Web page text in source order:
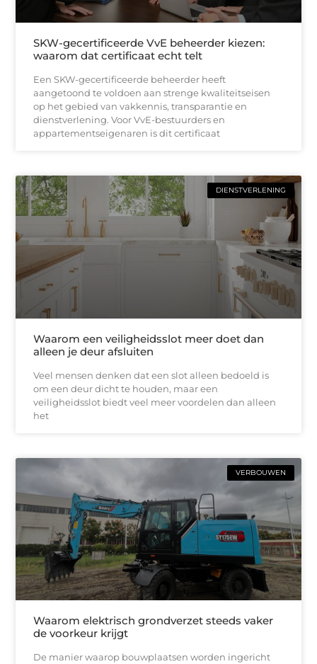
SKW-gecertificeerde VvE beheerder kiezen:
waarom dat certificaat echt telt
Een SKW-gecertificeerde beheerder heeft
aangetoond te voldoen aan strenge kwaliteitseisen
op het gebied van vakkennis, transparantie en
dienstverlening. Voor VvE-bestuurders en
appartementseigenaren is dit certificaat
DIENSTVERLENING
Waarom een veiligheidsslot meer doet dan
alleen je deur afsluiten
Veel mensen denken dat een slot alleen bedoeld is
om een deur dicht te houden, maar een
veiligheidsslot biedt veel meer voordelen dan alleen
het
VERBOUWEN
Waarom elektrisch grondverzet steeds vaker
de voorkeur krijgt
De manier waarop bouwplaatsen worden ingericht